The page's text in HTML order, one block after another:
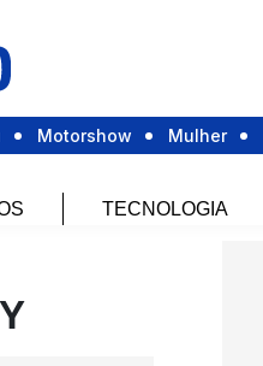
Motorshow Mulher
TECNOLOGIA